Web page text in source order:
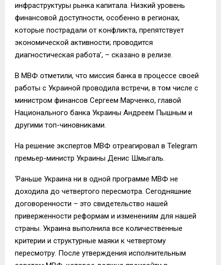
инфраструктуры рынка капитала. Низкий уровень
финансовой доступности, особенно в регионах,
которые пострадали от конфликта, препятствует
экономической активности; проводится
диагностическая работа’, – сказано в релизе.
В МВФ отметили, что миссия банка в процессе своей
работы с Украиной проводила встречи, в том числе с
министром финансов Сергеем Марченко, главой
Национального банка Украины Андреем Пышным и
другими топ-чиновниками.
На решение экспертов МВФ отреагировал в Telegram
премьер-министр Украины Денис Шмыгаль.
‘Раньше Украина ни в одной программе МВФ не
доходила до четвертого пересмотра. Сегодняшние
договоренности – это свидетельство нашей
приверженности реформам и изменениям для нашей
страны. Украина выполнила все количественные
критерии и структурные маяки к четвертому
пересмотру. После утверждения исполнительным